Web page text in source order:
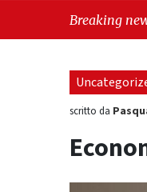
Breaking
scritto da